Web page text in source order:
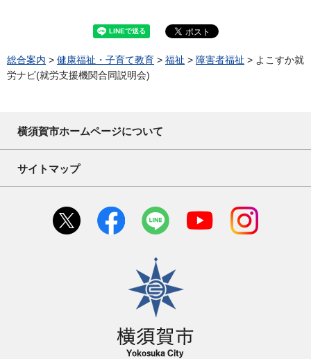
総合案内 > 健康福祉・子育て教育 > 福祉 > 障害者福祉 > よこすか就
労ナビ(就労支援機関合同説明会)
横須賀市ホームページについて
サイトマップ
横須賀市